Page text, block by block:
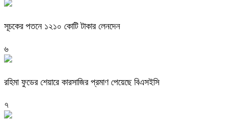
সূচকের পতনে ১২১০ কোটি টাকার লেনদেন
৬
রহিমা ফুডের শেয়ারে কারসাজির প্রমাণ পেয়েছে বিএসইসি
৭